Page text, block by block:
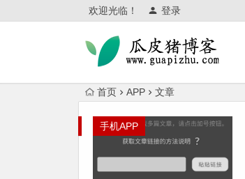
欢迎光临！ 登录
首页 APP 文章
手机APP